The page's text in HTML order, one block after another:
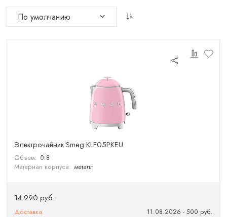
Электрочайник Smeg KLF05PKEU
Объем: 0.8
Материал корпуса: металл
14 990 руб.
Доставка
11.08.2026 - 500 руб.